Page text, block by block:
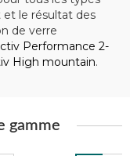
le résultat des
de verre
Performance 2-
High mountain.
gamme